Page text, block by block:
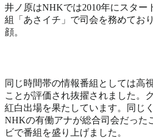
井ノ原はNHKでは2010年にスター
組「あさイチ」で司会を務めてお
顔。
同じ時間帯の情報番組としては高
ことが評価され抜擢されました。
紅白出場を果たしています。同じ
NHKの有働アナが総合司会だった
ビで番組を盛り上げました。